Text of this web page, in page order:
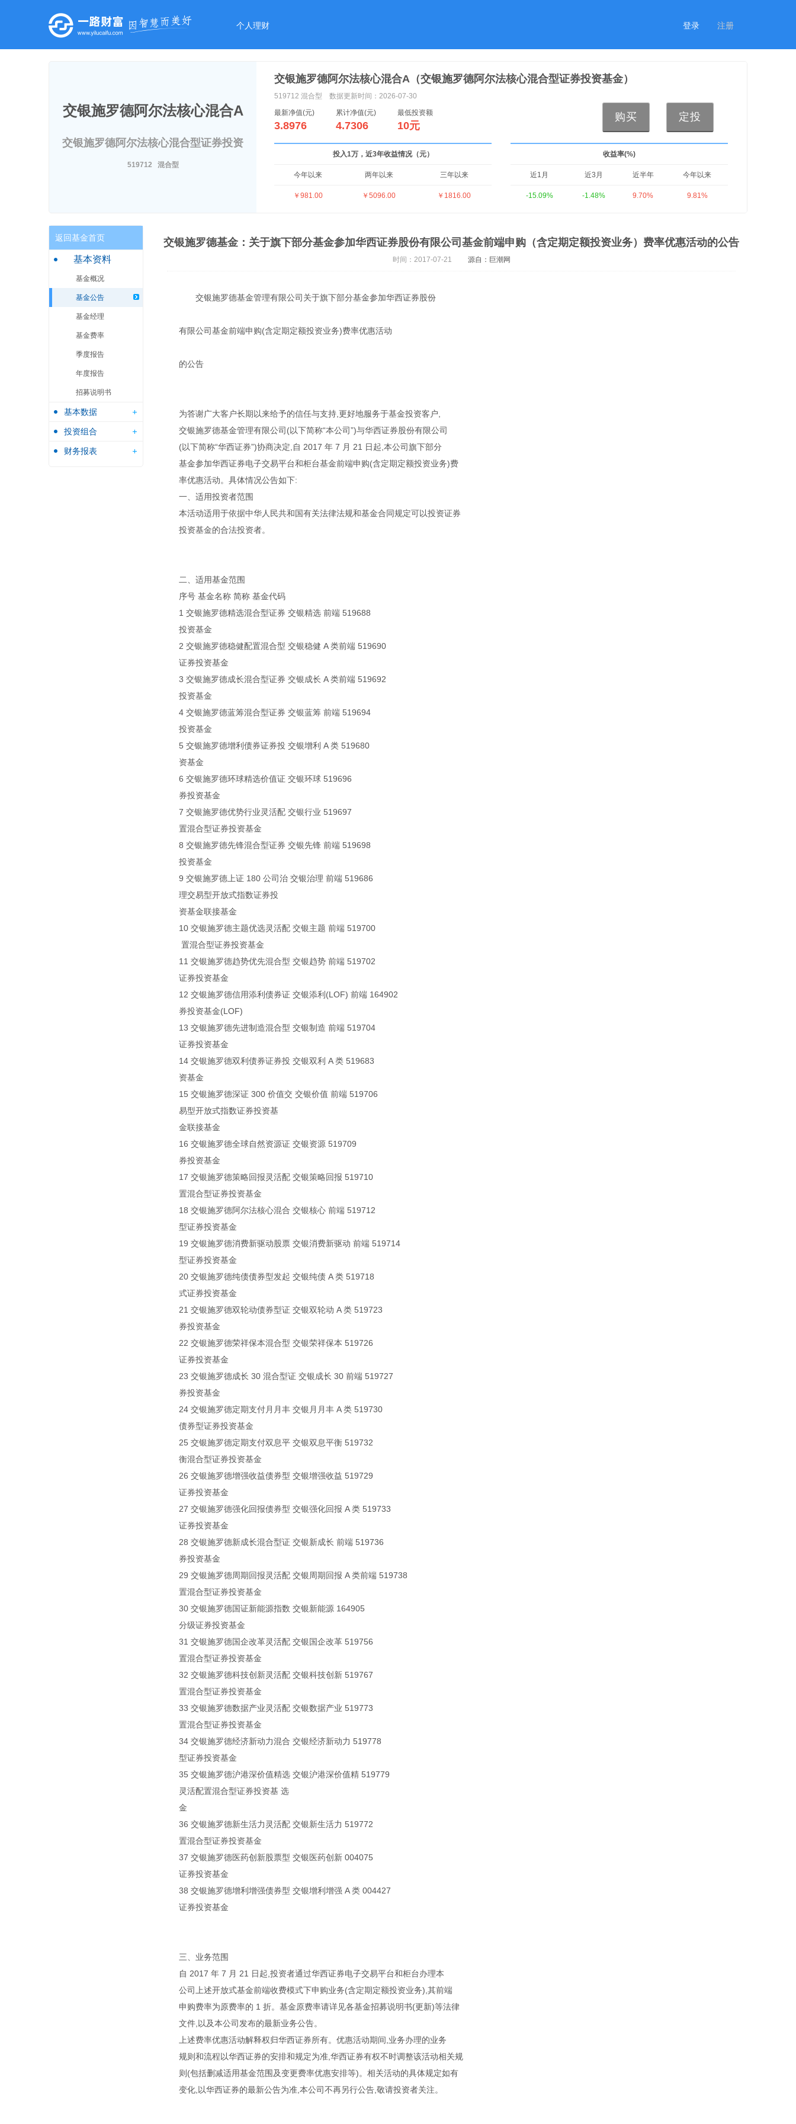
个人理财 登录 注册
交银施罗德阿尔法核心混合A
交银施罗德阿尔法核心混合型证券投资
基金
519712 混合型
交银施罗德阿尔法核心混合A（交银施罗德阿尔法核心混合型证券投资基金）
519712 混合型
数据更新时间：2026-07-30
最新净值(元)
累计净值(元) 最低投资额
3.8976 4.7306 10元
购买 定投
投入1万，近3年收益情况（元）
今年以来 两年以来 三年以来
￥981.00 ￥5096.00 ￥1816.00
收益率(%)
近1月 近3月 近半年 今年以来
-15.09% -1.48% 9.70% 9.81%
返回基金首页
基本资料
基金概况
基金公告
基金经理
基金费率
季度报告
年度报告
招募说明书
基本数据
投资组合
财务报表
交银施罗德基金：关于旗下部分基金参加华西证券股份有限公司基金前端申购（含定期定额投资业务）费率优惠活动的公告
时间：2017-07-21 源自：巨潮网
交银施罗德基金管理有限公司关于旗下部分基金参加华西证券股份
有限公司基金前端申购(含定期定额投资业务)费率优惠活动
的公告
为答谢广大客户长期以来给予的信任与支持,更好地服务于基金投资客户,
交银施罗德基金管理有限公司(以下简称“本公司”)与华西证券股份有限公司
(以下简称“华西证券”)协商决定,自 2017 年 7 月 21 日起,本公司旗下部分
基金参加华西证券电子交易平台和柜台基金前端申购(含定期定额投资业务)费
率优惠活动。具体情况公告如下:
一、适用投资者范围
本活动适用于依据中华人民共和国有关法律法规和基金合同规定可以投资证券
投资基金的合法投资者。
二、适用基金范围
序号 基金名称 简称 基金代码
1 交银施罗德精选混合型证券 交银精选 前端 519688
投资基金
2 交银施罗德稳健配置混合型 交银稳健 A 类前端 519690
证券投资基金
3 交银施罗德成长混合型证券 交银成长 A 类前端 519692
投资基金
4 交银施罗德蓝筹混合型证券 交银蓝筹 前端 519694
投资基金
5 交银施罗德增利债券证券投 交银增利 A 类 519680
资基金
6 交银施罗德环球精选价值证 交银环球 519696
券投资基金
7 交银施罗德优势行业灵活配 交银行业 519697
置混合型证券投资基金
8 交银施罗德先锋混合型证券 交银先锋 前端 519698
投资基金
9 交银施罗德上证 180 公司治 交银治理 前端 519686
理交易型开放式指数证券投
资基金联接基金
10 交银施罗德主题优选灵活配 交银主题 前端 519700
置混合型证券投资基金
11 交银施罗德趋势优先混合型 交银趋势 前端 519702
证券投资基金
12 交银施罗德信用添利债券证 交银添利(LOF) 前端 164902
券投资基金(LOF)
13 交银施罗德先进制造混合型 交银制造 前端 519704
证券投资基金
14 交银施罗德双利债券证券投 交银双利 A 类 519683
资基金
15 交银施罗德深证 300 价值交 交银价值 前端 519706
易型开放式指数证券投资基
金联接基金
16 交银施罗德全球自然资源证 交银资源 519709
券投资基金
17 交银施罗德策略回报灵活配 交银策略回报 519710
置混合型证券投资基金
18 交银施罗德阿尔法核心混合 交银核心 前端 519712
型证券投资基金
19 交银施罗德消费新驱动股票 交银消费新驱动 前端 519714
型证券投资基金
20 交银施罗德纯债债券型发起 交银纯债 A 类 519718
式证券投资基金
21 交银施罗德双轮动债券型证 交银双轮动 A 类 519723
券投资基金
22 交银施罗德荣祥保本混合型 交银荣祥保本 519726
证券投资基金
23 交银施罗德成长 30 混合型证 交银成长 30 前端 519727
券投资基金
24 交银施罗德定期支付月月丰 交银月月丰 A 类 519730
债券型证券投资基金
25 交银施罗德定期支付双息平 交银双息平衡 519732
衡混合型证券投资基金
26 交银施罗德增强收益债券型 交银增强收益 519729
证券投资基金
27 交银施罗德强化回报债券型 交银强化回报 A 类 519733
证券投资基金
28 交银施罗德新成长混合型证 交银新成长 前端 519736
券投资基金
29 交银施罗德周期回报灵活配 交银周期回报 A 类前端 519738
置混合型证券投资基金
30 交银施罗德国证新能源指数 交银新能源 164905
分级证券投资基金
31 交银施罗德国企改革灵活配 交银国企改革 519756
置混合型证券投资基金
32 交银施罗德科技创新灵活配 交银科技创新 519767
置混合型证券投资基金
33 交银施罗德数据产业灵活配 交银数据产业 519773
置混合型证券投资基金
34 交银施罗德经济新动力混合 交银经济新动力 519778
型证券投资基金
35 交银施罗德沪港深价值精选 交银沪港深价值精 519779
灵活配置混合型证券投资基 选
金
36 交银施罗德新生活力灵活配 交银新生活力 519772
置混合型证券投资基金
37 交银施罗德医药创新股票型 交银医药创新 004075
证券投资基金
38 交银施罗德增利增强债券型 交银增利增强 A 类 004427
证券投资基金
三、业务范围
自 2017 年 7 月 21 日起,投资者通过华西证券电子交易平台和柜台办理本
公司上述开放式基金前端收费模式下申购业务(含定期定额投资业务),其前端
申购费率为原费率的 1 折。基金原费率请详见各基金招募说明书(更新)等法律
文件,以及本公司发布的最新业务公告。
上述费率优惠活动解释权归华西证券所有。优惠活动期间,业务办理的业务
规则和流程以华西证券的安排和规定为准,华西证券有权不时调整该活动相关规
则(包括删减适用基金范围及变更费率优惠安排等)。相关活动的具体规定如有
变化,以华西证券的最新公告为准,本公司不再另行公告,敬请投资者关注。